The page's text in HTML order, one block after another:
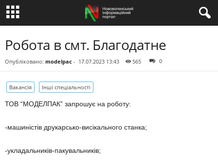
Робота в смт. Благодатне
Опубліковано: modelpac - 17.07.2023 13:43 565 0
Вакансія Інші спеціальності
ТОВ “МОДЕЛПАК” запрошує на роботу:
-машиністів друкарсько-висікального станка;
-укладальників-пакувальників;